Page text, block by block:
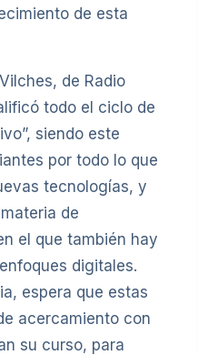
de esta
de Radio
todo el ciclo de
siendo este
por todo lo que
tecnologías, y
de
el que también hay
digitales.
espera que estas
acercamiento con
su curso, para